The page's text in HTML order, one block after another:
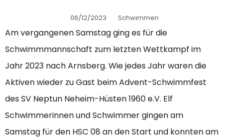
06/12/2023 Schwimmen
Am vergangenen Samstag ging es für die
Schwimmmannschaft zum letzten Wettkampf im
Jahr 2023 nach Arnsberg. Wie jedes Jahr waren die
Aktiven wieder zu Gast beim Advent-Schwimmfest
des SV Neptun Neheim-Hüsten 1960 e.V. Elf
Schwimmerinnen und Schwimmer gingen am
Samstag für den HSC 08 an den Start und konnten am